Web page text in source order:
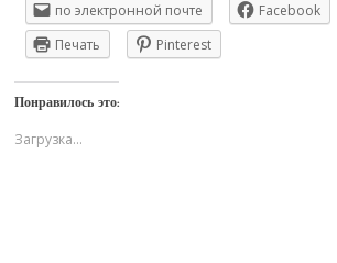
по электронной почте Facebook
Печать
Pinterest
Понравилось это:
Загрузка...